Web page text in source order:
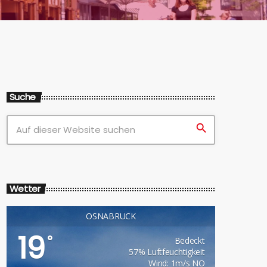
Suche
search
Wetter
OSNABRÜCK
19°
Bedeckt
57% Luftfeuchtigkeit
Wind: 1m/s NO